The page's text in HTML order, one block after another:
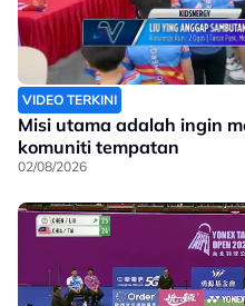
VIDEO TERKINI
Misi utama adalah ingin
komuniti tempatan
02/08/2026